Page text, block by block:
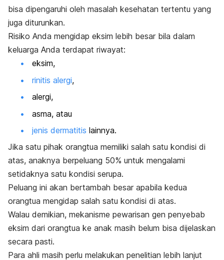
bisa dipengaruhi oleh masalah kesehatan tertentu yang
juga diturunkan.
Risiko Anda mengidap eksim lebih besar bila dalam
keluarga Anda terdapat riwayat:
eksim,
rinitis alergi,
alergi,
asma, atau
jenis dermatitis lainnya.
Jika satu pihak orangtua memiliki salah satu kondisi di
atas, anaknya berpeluang 50% untuk mengalami
setidaknya satu kondisi serupa.
Peluang ini akan bertambah besar apabila kedua
orangtua mengidap salah satu kondisi di atas.
Walau demikian, mekanisme pewarisan gen penyebab
eksim dari orangtua ke anak masih belum bisa dijelaskan
secara pasti.
Para ahli masih perlu melakukan penelitian lebih lanjut